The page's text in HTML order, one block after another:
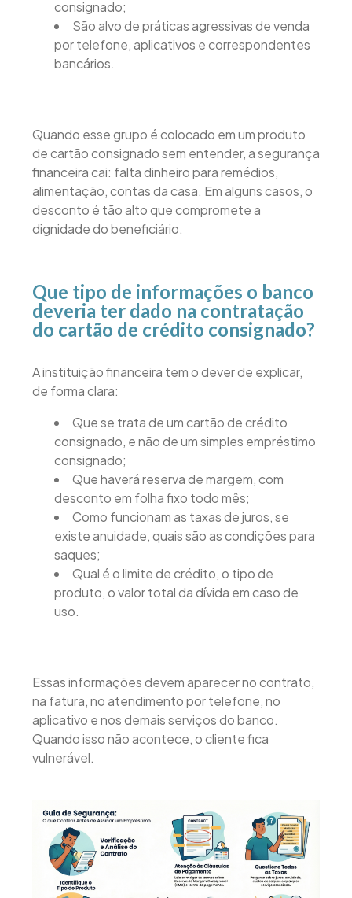
consignado;
São alvo de práticas agressivas de venda
por telefone, aplicativos e correspondentes
bancários.
Quando esse grupo é colocado em um produto
de cartão consignado sem entender, a segurança
financeira cai: falta dinheiro para remédios,
alimentação, contas da casa. Em alguns casos, o
desconto é tão alto que compromete a
dignidade do beneficiário.
Que tipo de informações o banco
deveria ter dado na contratação
do cartão de crédito consignado?
A instituição financeira tem o dever de explicar,
de forma clara:
Que se trata de um cartão de crédito
consignado, e não de um simples empréstimo
consignado;
Que haverá reserva de margem, com
desconto em folha fixo todo mês;
Como funcionam as taxas de juros, se
existe anuidade, quais são as condições para
saques;
Qual é o limite de crédito, o tipo de
produto, o valor total da dívida em caso de
uso.
Essas informações devem aparecer no contrato,
na fatura, no atendimento por telefone, no
aplicativo e nos demais serviços do banco.
Quando isso não acontece, o cliente fica
vulnerável.